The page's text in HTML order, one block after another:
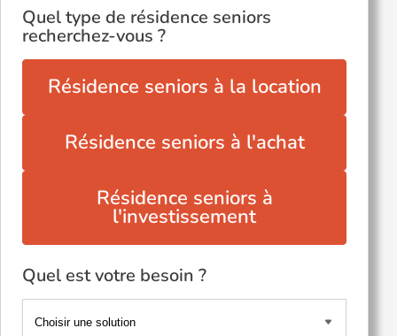
Quel type de résidence seniors
recherchez-vous ?
Résidence seniors à la location
Résidence seniors à l'achat
Résidence seniors à
l'investissement
Quel est votre besoin ?